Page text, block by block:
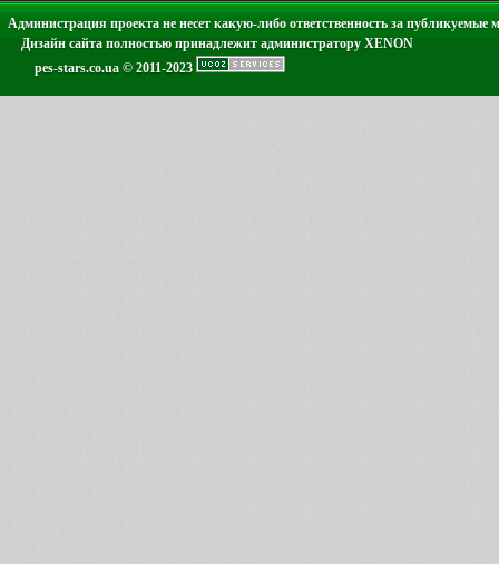
Администрация проекта не несет какую-либо ответственность за публикуемые
Дизайн сайта полностью принадлежит администратору XENON
pes-stars.co.ua © 2011-2023